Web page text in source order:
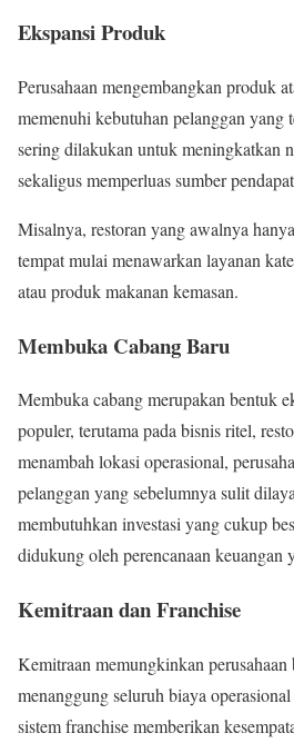
Ekspansi Produk
Perusahaan mengembangkan produk
memenuhi kebutuhan pelanggan yang
sering dilakukan untuk meningkatkan
sekaligus memperluas sumber
Misalnya, restoran yang awalnya
tempat mulai menawarkan layanan
atau produk makanan kemasan.
Membuka Cabang Baru
Membuka cabang merupakan bentuk
populer, terutama pada bisnis ritel,
menambah lokasi operasional,
pelanggan yang sebelumnya sulit
membutuhkan investasi yang cukup
didukung oleh perencanaan keuangan
Kemitraan dan Franchise
Kemitraan memungkinkan perusahaan
menanggung seluruh biaya
sistem franchise memberikan